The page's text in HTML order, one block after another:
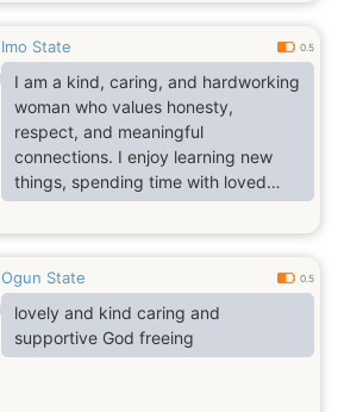
Imo State 0.5
I am a kind, caring, and hardworking
woman who values honesty,
respect, and meaningful
connections. I enjoy learning new
things, spending time with loved
ones, and building a positive future.
I believe that trust, communication,
strong relationship. I am looking for
someone who is genuine,
supportive, and ready to grow
together through life's adventures
Ogun State 0.5
lovely and kind caring and
supportive God freeing